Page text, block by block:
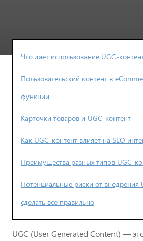
Что дает использование UGC-
Пользовательский контент в
функции
Карточки товаров и UGC-контент
Как UGC-контент влияет на SEO
Преимущества разных типов UGC-
Потенциальные риски от внедрения
сделать все правильно
UGC (User Generated Content) —